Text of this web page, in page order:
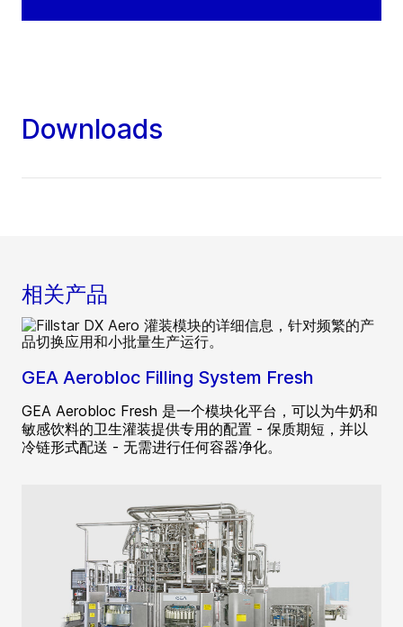
Downloads
相关产品
GEA Aerobloc Filling System Fresh
GEA Aerobloc Fresh 是一个模块化平台，可以为牛奶和
敏感饮料的卫生灌装提供专用的配置 - 保质期短，并以
冷链形式配送 - 无需进行任何容器净化。